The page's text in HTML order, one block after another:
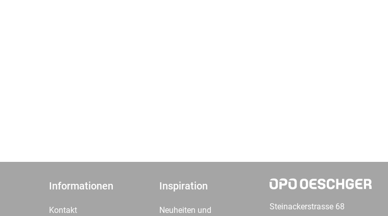
Informationen
Kontakt
Inspiration
Neuheiten und Steinackerstrasse 68